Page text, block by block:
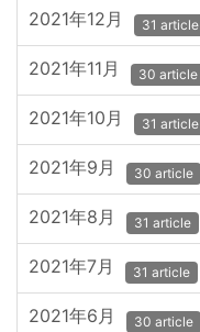
2021年12月 31 article
2021年11月 30 article
2021年10月 31 article
2021年9月 30 article
2021年8月 31 article
2021年7月 31 article
2021年6月 30 article